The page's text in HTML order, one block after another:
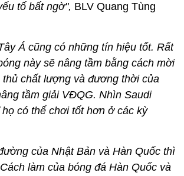
tố bất ngờ", BLV Quang Tùng
Á cũng có những tín hiệu tốt. Rất
này sẽ nâng tầm bằng cách mời
thủ chất lượng và đương thời của
tầm giải VĐQG. Nhìn Saudi
có thể chơi tốt hơn ở các kỳ
của Nhật Bản và Hàn Quốc thì
làm của bóng đá Hàn Quốc và